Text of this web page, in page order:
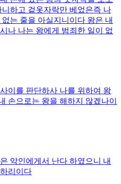
하고 겉옷자락만 베었은즉 나
는 줄을 아실지니이다 왕은 내
나 나는 왕에게 범죄한 일이 없
이를 판단하사 나를 위하여 왕
손으로는 왕을 해하지 않겠나이
악인에게서 난다 하였으니 내
리이다